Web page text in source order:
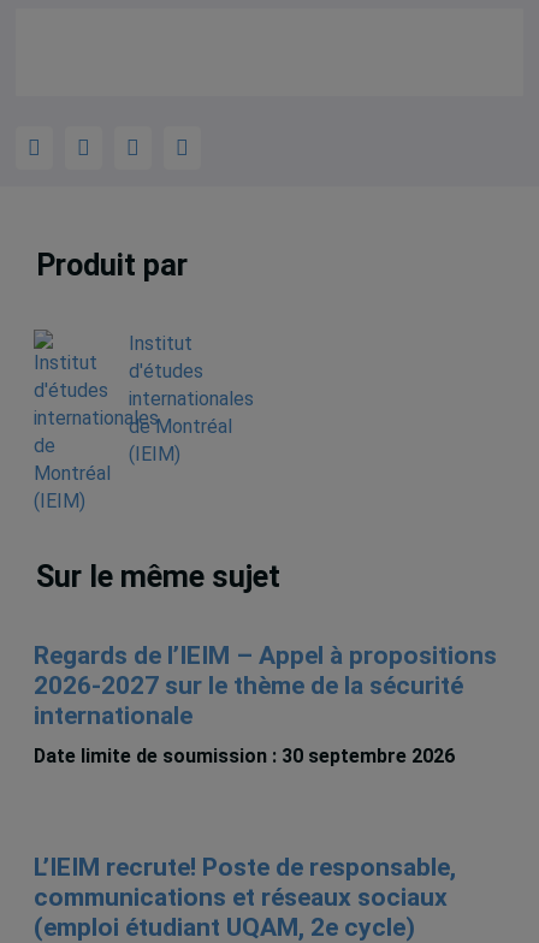
Produit par
Institut
d'études
internationales
de Montréal
(IEIM)
Sur le même sujet
Regards de l’IEIM – Appel à propositions
2026-2027 sur le thème de la sécurité
internationale
Date limite de soumission : 30 septembre 2026
L’IEIM recrute! Poste de responsable,
communications et réseaux sociaux
(emploi étudiant UQAM, 2e cycle)